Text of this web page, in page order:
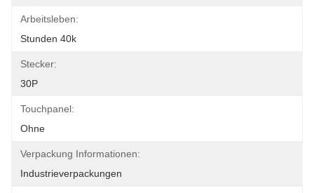
Arbeitsleben:
Stunden 40k
Stecker:
30P
Touchpanel:
Ohne
Verpackung Informationen:
Industrieverpackungen